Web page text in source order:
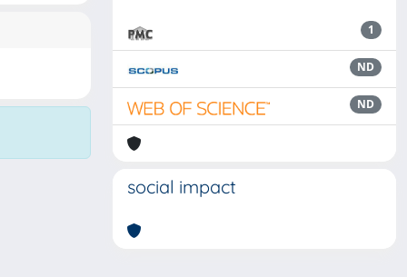
1
ND
ND
social impact